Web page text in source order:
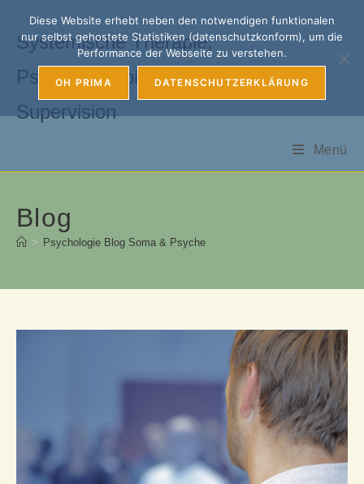
springen
Systemische Therapie,
Psychotherapie, Coaching &
Supervision
Menü
Blog
> Psychologie Blog Soma & Psyche
Diese Website erhebt neben den notwendigen funktionalen
nur selbst gehostete Statistiken (datenschutzkonform), um die
Performance der Webseite zu verstehen.
OH PRIMA DATENSCHUTZERKLÄRUNG